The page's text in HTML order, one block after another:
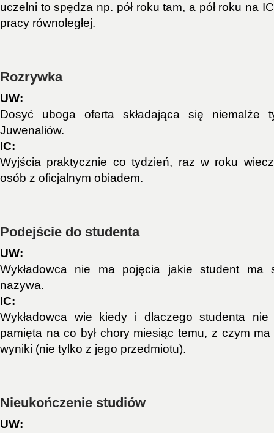
uczelni to spędza np. pół roku tam, a pół roku na
pracy równoległej.
Rozrywka
UW:
Dosyć uboga oferta składająca się niemalże
Juwenaliów.
IC:
Wyjścia praktycznie co tydzień, raz w roku
osób z oficjalnym obiadem.
Podejście do studenta
UW:
Wykładowca nie ma pojęcia jakie student
nazywa.
IC:
Wykładowca wie kiedy i dlaczego studenta nie
pamięta na co był chory miesiąc temu, z czym
wyniki (nie tylko z jego przedmiotu).
Nieukończenie studiów
UW: